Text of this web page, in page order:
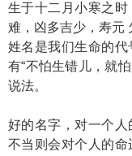
生于十二月小寒之
难，凶多吉少，寿元
姓名是我们生命的
有“不怕生错儿，就
说法。
好的名字，对一个
不当则会对个人的